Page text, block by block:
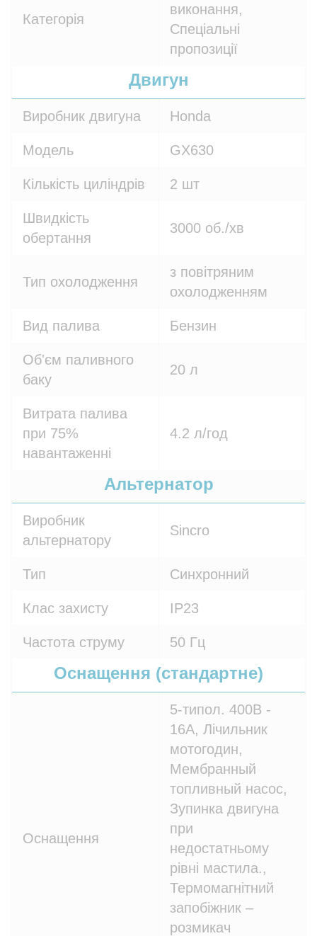
Категорія
виконання,
Спеціальні
пропозиції
Двигун
Виробник двигуна Honda
Модель GX630
Кількість циліндрів 2 шт
Швидкість
обертання
3000 об./хв
Тип охолодження
з повітряним
охолодженням
Вид палива Бензин
Об'єм паливного
баку
20 л
Витрата палива
при 75%
навантаженні
4.2 л/год
Альтернатор
Виробник
альтернатору
Sincro
Тип Синхронний
Клас захисту IP23
Частота струму 50 Гц
Оснащення (стандартне)
Оснащення
5-типол. 400В -
16A, Лічильник
мотогодин,
Мембранный
топливный насос,
Зупинка двигуна
при
недостатньому
рівні мастила.,
Термомагнітний
запобіжник –
розмикач